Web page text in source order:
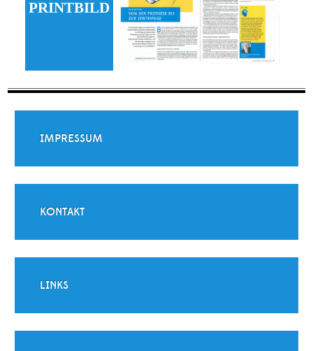
PRINTBILD
IMPRESSUM
KONTAKT
LINKS